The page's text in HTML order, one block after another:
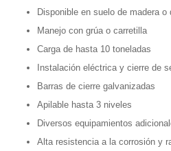
Disponible en suelo de madera o
Manejo con grúa o carretilla
Carga de hasta 10 toneladas
Instalación eléctrica y cierre de
Barras de cierre galvanizadas
Apilable hasta 3 niveles
Diversos equipamientos
Alta resistencia a la corrosión y